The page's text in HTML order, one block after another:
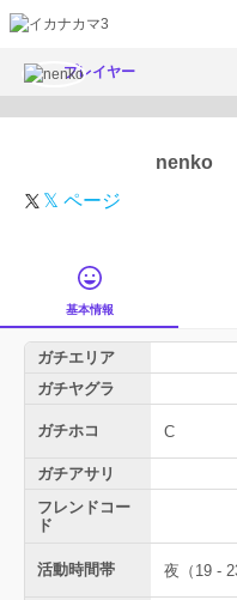
プレイヤー
nenko
𝕏 ページ
基本情報
ガチエリア
ガチヤグラ
ガチホコ C
ガチアサリ
フレンドコー
ド
活動時間帯 夜（19 -